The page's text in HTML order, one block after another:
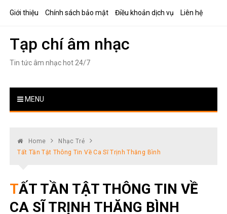
Giới thiệu Chính sách bảo mật Điều khoản dịch vụ Liên hệ
Tạp chí âm nhạc
Tin tức âm nhạc hot 24/7
MENU
Home
Nhạc Trẻ
Tất Tần Tật Thông Tin Về Ca Sĩ Trịnh Thăng Bình
TẤT TẦN TẬT THÔNG TIN VỀ
CA SĨ TRỊNH THĂNG BÌNH